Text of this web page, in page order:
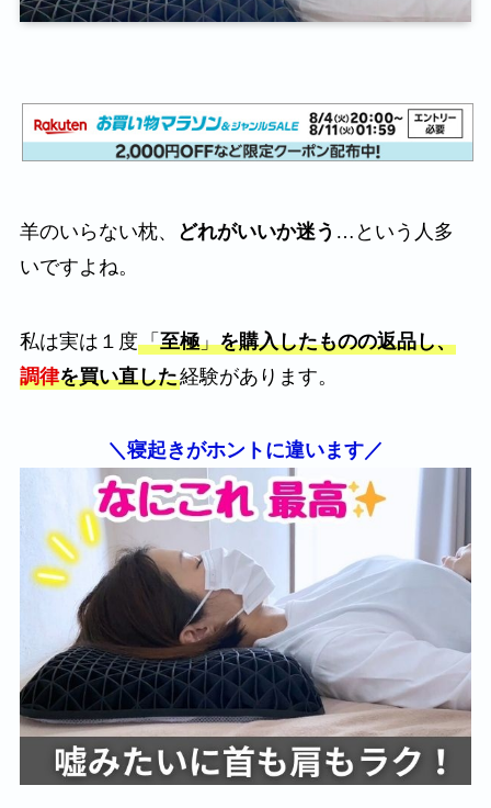
羊のいらない枕、 どれがいいか迷う …という人多
いですよね。
私は実は１度「至極」を購入したものの返品し、
調律を買い直した経験があります。
＼寝起きがホントに違います／